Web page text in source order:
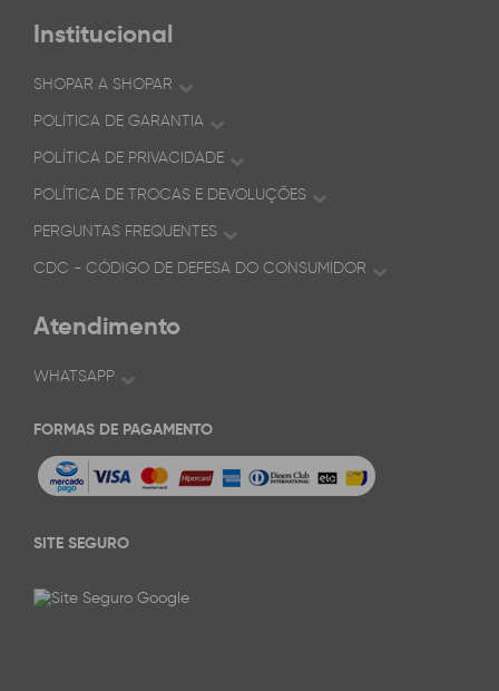
Institucional
SHOPAR A SHOPAR
POLÍTICA DE GARANTIA
POLÍTICA DE PRIVACIDADE
POLÍTICA DE TROCAS E DEVOLUÇÕES
PERGUNTAS FREQUENTES
CDC - CÓDIGO DE DEFESA DO CONSUMIDOR
Atendimento
WHATSAPP
FORMAS DE PAGAMENTO
SITE SEGURO